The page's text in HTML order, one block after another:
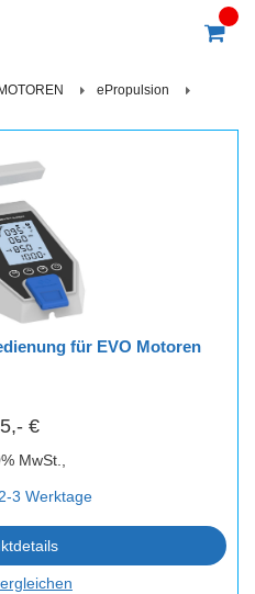
ePropulsion
für EVO Motoren
€
MwSt.,
3 Werktage